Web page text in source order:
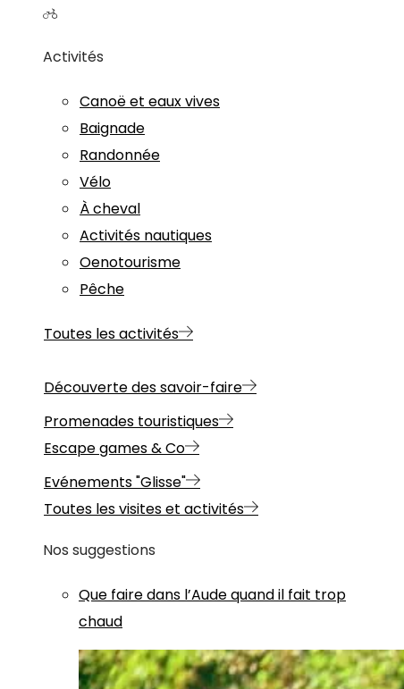
Activités
Canoë et eaux vives
Baignade
Randonnée
Vélo
À cheval
Activités nautiques
Oenotourisme
Pêche
Toutes les activités
Découverte des savoir-faire
Promenades touristiques
Escape games & Co
Evénements "Glisse"
Toutes les visites et activités
Nos suggestions
Que faire dans l’Aude quand il fait trop
chaud